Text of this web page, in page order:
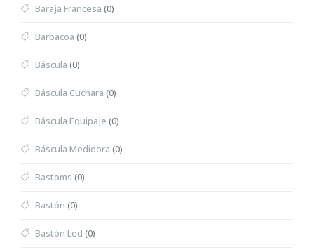
Baraja Francesa (0)
Barbacoa (0)
Báscula (0)
Báscula Cuchara (0)
Báscula Equipaje (0)
Báscula Medidora (0)
Bastoms (0)
Bastón (0)
Bastón Led (0)